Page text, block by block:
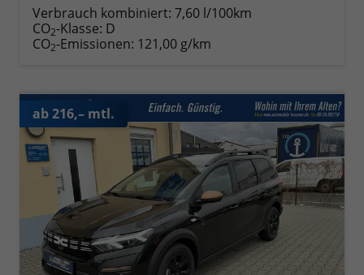
Verbrauch kombiniert: 7,60 l/100km
CO2-Klasse: D
CO2-Emissionen: 121,00 g/km
ab 216,– mtl.